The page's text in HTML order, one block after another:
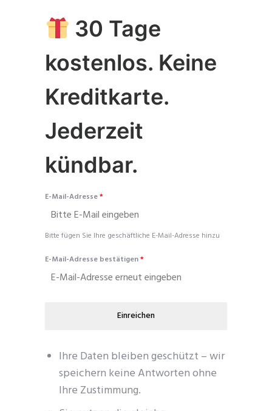
30 Tage
kostenlos. Keine
Kreditkarte.
Jederzeit
kündbar.
E-Mail-Adresse*
Bitte fügen Sie Ihre geschäftliche E-Mail-Adresse hinzu
E-Mail-Adresse bestätigen*
Einreichen
Ihre Daten bleiben geschützt – wir
speichern keine Antworten ohne
Ihre Zustimmung.